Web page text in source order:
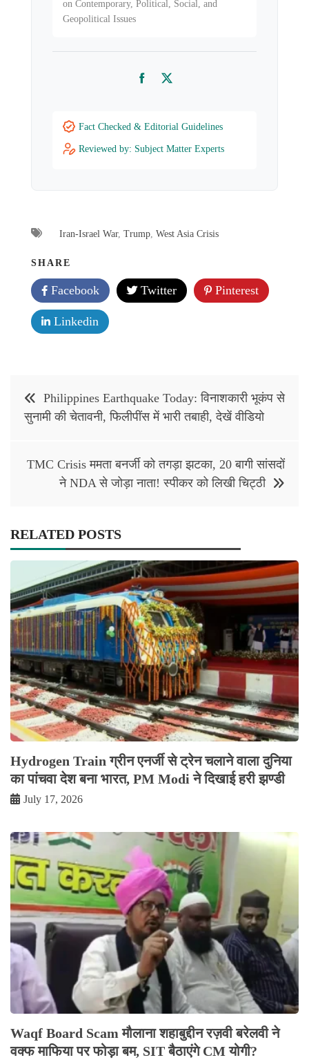
on Contemporary, Political, Social, and
Geopolitical Issues
FacebookTwitter
Fact Checked & Editorial Guidelines
Reviewed by: Subject Matter Experts
Iran-Israel War, Trump West Asia Crisis
SHARE
Facebook Twitter Pinterest
Linkedin
navigation
Philippines Earthquake Today: विनाशकारी भूकंप से
सुनामी की चेतावनी, फिलीपींस में भारी तबाही, देखें वीडियो
TMC Crisis ममता बनर्जी को तगड़ा झटका, 20 बागी सांसदों
ने NDA से जोड़ा नाता! स्पीकर को लिखी चिट्ठी
RELATED POSTS
Hydrogen Train ग्रीन एनर्जी से ट्रेन चलाने वाला दुनिया
का पांचवा देश बना भारत, PM Modi ने दिखाई हरी झण्डी
July 17, 2026
Waqf Board Scam मौलाना शहाबुद्दीन रज़वी बरेलवी ने
वक्फ माफिया पर फोड़ा बम, SIT बैठाएंगे CM योगी?